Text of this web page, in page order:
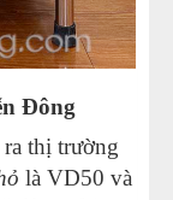
Đông
thị trường
là VD50 và